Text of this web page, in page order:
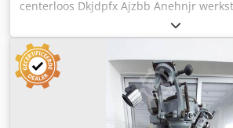
centerloos Dkjdpfx Ajzbb Anehnjr
500x150x305 mm controleschijf:
diametercapaciteit: 5-80 mm gewicht: